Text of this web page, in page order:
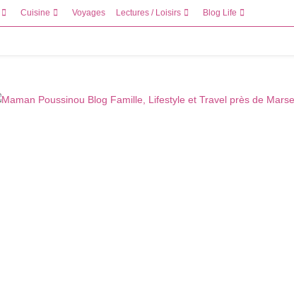
Cuisine Voyages Lectures / Loisirs Blog Life